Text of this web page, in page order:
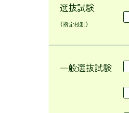
選抜試験
（指定校制）
一般選抜試験